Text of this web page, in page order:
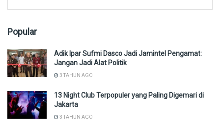
Popular
Adik Ipar Sufmi Dasco Jadi Jamintel Pengamat:
Jangan Jadi Alat Politik
3 TAHUN AGO
13 Night Club Terpopuler yang Paling Digemari di
Jakarta
3 TAHUN AGO